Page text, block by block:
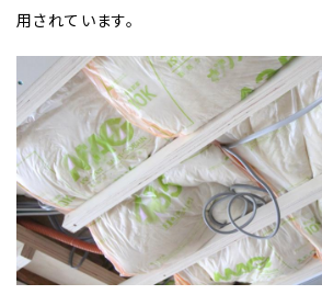
用されています。